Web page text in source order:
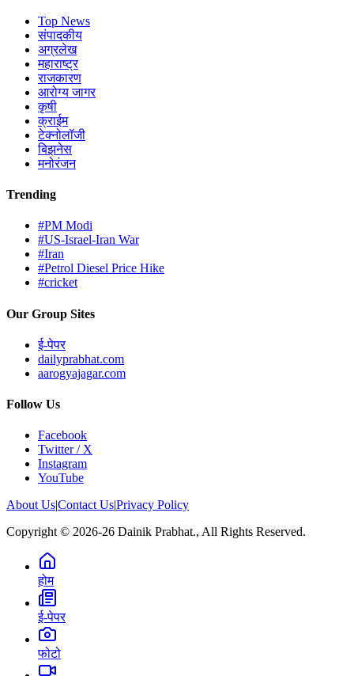
Top News
संपादकीय
अग्रलेख
महाराष्ट्र
राजकारण
आरोग्य जागर
कृषी
क्राईम
टेक्नोलॉजी
बिझनेस
मनोरंजन
Trending
#PM Modi
#US-Israel-Iran War
#Iran
#Petrol Diesel Price Hike
#cricket
Our Group Sites
ई-पेपर
dailyprabhat.com
aarogyajagar.com
Follow Us
Facebook
Twitter / X
Instagram
YouTube
About Us|Contact Us|Privacy Policy
Copyright © 2026-26 Dainik Prabhat., All Rights Reserved.
होम
ई-पेपर
फोटो